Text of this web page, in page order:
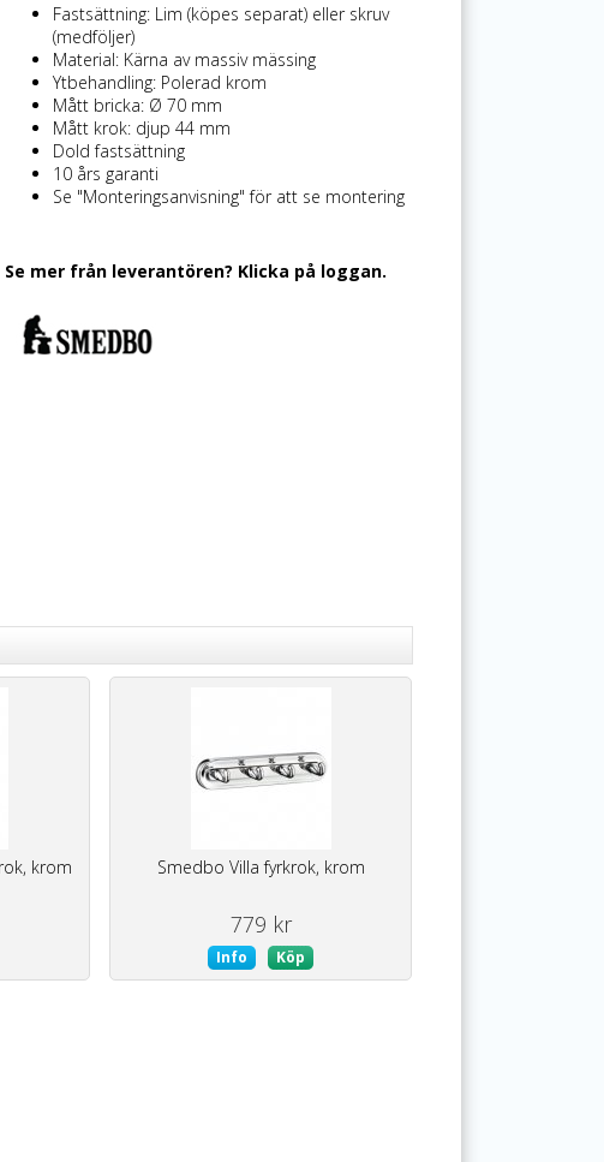
Fastsättning: Lim (köpes separat) eller skruv
(medföljer)
Material: Kärna av massiv mässing
Ytbehandling: Polerad krom
Mått bricka: Ø 70 mm
Mått krok: djup 44 mm
Dold fastsättning
10 års garanti
Se "Monteringsanvisning" för att se montering
Se mer från leverantören? Klicka på loggan.
krom Smedbo Villa fyrkrok, krom
779 kr
Info Köp